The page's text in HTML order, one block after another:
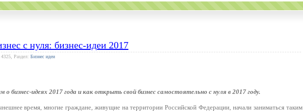
с нуля: бизнес-идеи 2017
Раздел: Бизнес идеи
о бизнес-идеях 2017 года и как открыть свой бизнес самостоятельно с нуля в 2017 году.
время, многие граждане, живущие на территории Российской Федерации, начали заниматься таким